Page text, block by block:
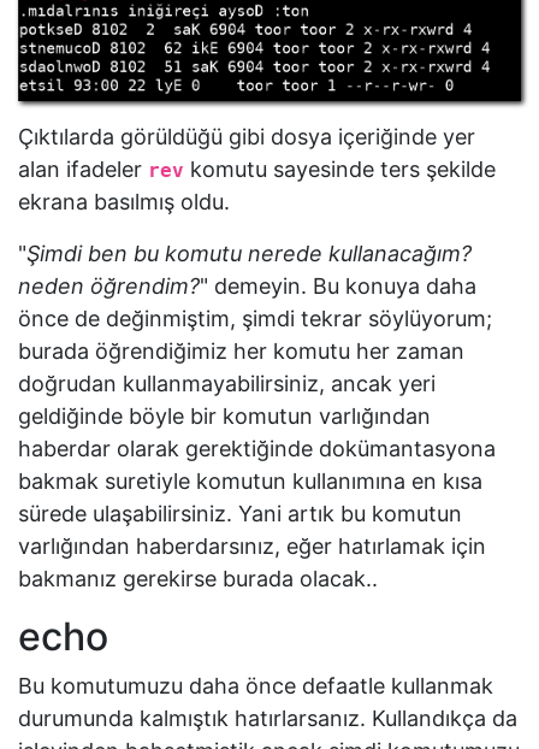
Çıktılarda görüldüğü gibi dosya içeriğinde yer
alan ifadeler rev komutu sayesinde ters şekilde
ekrana basılmış oldu.
"Şimdi ben bu komutu nerede kullanacağım?
neden öğrendim?" demeyin. Bu konuya daha
önce de değinmiştim, şimdi tekrar söylüyorum;
burada öğrendiğimiz her komutu her zaman
doğrudan kullanmayabilirsiniz, ancak yeri
geldiğinde böyle bir komutun varlığından
haberdar olarak gerektiğinde dokümantasyona
bakmak suretiyle komutun kullanımına en kısa
sürede ulaşabilirsiniz. Yani artık bu komutun
varlığından haberdarsınız, eğer hatırlamak için
bakmanız gerekirse burada olacak..
echo
Bu komutumuzu daha önce defaatle kullanmak
durumunda kalmıştık hatırlarsanız. Kullandıkça da